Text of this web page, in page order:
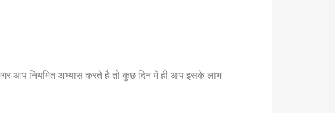
आप नियमित अभ्यास करते है तो कुछ दिन में ही आप इसके लाभ